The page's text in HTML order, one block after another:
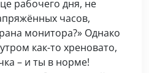
рабочего дня, не
часов,
монитора?» Однако
как-то хреновато,
– и ты в норме!